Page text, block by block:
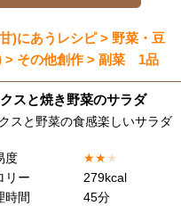
)にあうレシピ > 野菜・豆
> その他創作 > 副菜 1品
スと焼き野菜のサラダ
スと野菜の食感楽しいサラダ
度
★★★
リー
279kcal
時間
45分